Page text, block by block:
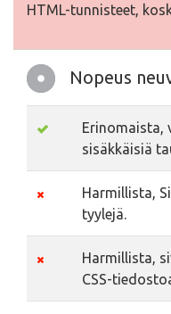
HTML-tunnisteet,
Nopeus
Erinomaista,
sisäkkäisiä
Harmillista,
tyylejä.
Harmillista,
CSS-